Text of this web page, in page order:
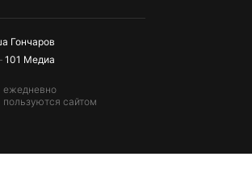
Гончаров
101 Медиа
ежедневно
пользуются сайтом